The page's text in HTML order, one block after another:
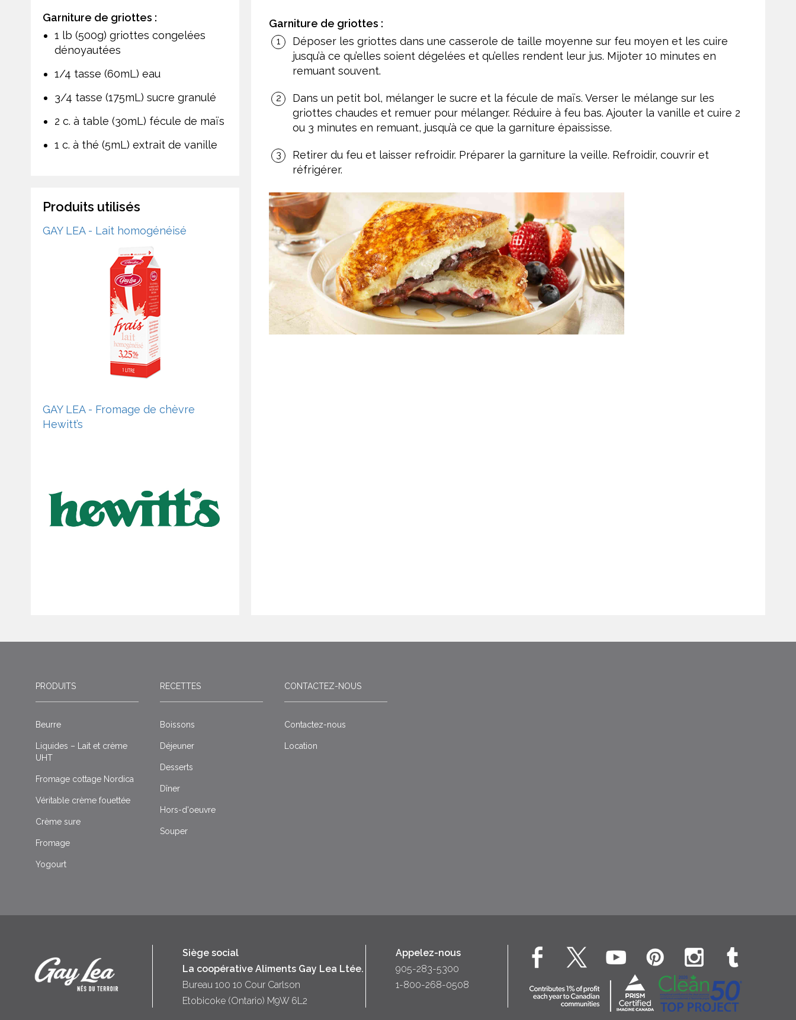
Garniture de griottes :
Déposer les griottes dans une casserole de taille moyenne sur feu moyen et les cuire
jusqu’à ce qu’elles soient dégelées et qu’elles rendent leur jus. Mijoter 10 minutes en
remuant souvent.
Dans un petit bol, mélanger le sucre et la fécule de maïs. Verser le mélange sur les
griottes chaudes et remuer pour mélanger. Réduire à feu bas. Ajouter la vanille et cuire 2
ou 3 minutes en remuant, jusqu’à ce que la garniture épaississe.
Retirer du feu et laisser refroidir. Préparer la garniture la veille. Refroidir, couvrir et
réfrigérer.
Garniture de griottes :
1 lb (500g) griottes congelées
dénoyautées
1/4 tasse (60mL) eau
3/4 tasse (175mL) sucre granulé
2 c. à table (30mL) fécule de maïs
1 c. à thé (5mL) extrait de vanille
Produits utilisés
GAY LEA - Lait homogénéisé
GAY LEA - Fromage de chèvre
Hewitt’s
PRODUITS
Beurre
Liquides – Lait et crème
UHT
Fromage cottage Nordica
Véritable crème fouettée
Crème sure
Fromage
Yogourt
RECETTES
Boissons
Déjeuner
Desserts
Dîner
Hors-d'oeuvre
Souper
CONTACTEZ-NOUS
Contactez-nous
Location
Siège social
La coopérative Aliments Gay Lea Ltée.
Bureau 100 10 Cour Carlson
Etobicoke (Ontario) M9W 6L2
Appelez-nous
905-283-5300
1-800-268-0508